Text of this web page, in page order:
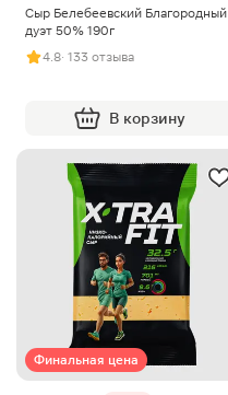
Сыр Белебеевский Благородный
дуэт 50% 190г
4.8· 133 отзыва
В корзину
Финальная цена